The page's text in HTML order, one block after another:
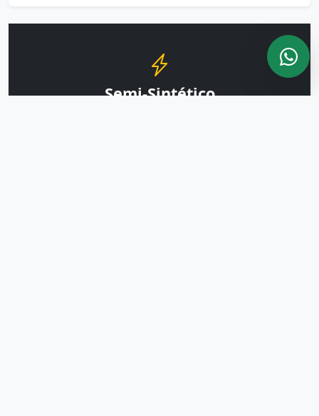
Semi-Sintético